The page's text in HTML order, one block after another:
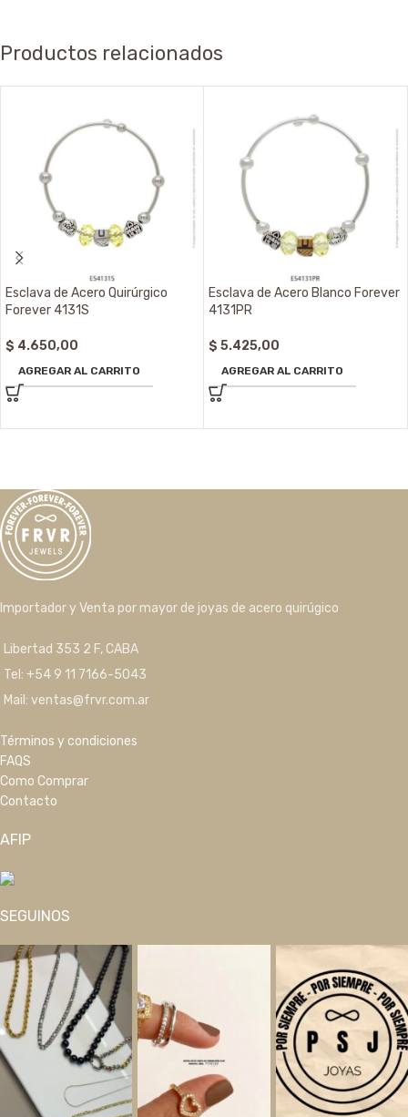
Productos relacionados
Esclava de Acero Quirúrgico
Forever 4131S
$ 4.650,00
AGREGAR AL CARRITO
Esclava de Acero Blanco Forever
4131PR
$ 5.425,00
AGREGAR AL CARRITO
Importador y Venta por mayor de joyas de acero quirúgico
Libertad 353 2 F, CABA
Tel: +54 9 11 7166-5043
Mail: ventas@frvr.com.ar
Términos y condiciones
FAQS
Como Comprar
Contacto
AFIP
SEGUINOS